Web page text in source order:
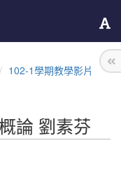
102-1學期教學影片
論 劉素芬